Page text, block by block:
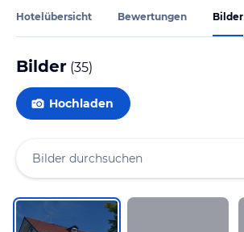
Hotelübersicht Bewertungen Bilder
Bilder (35)
Hochladen